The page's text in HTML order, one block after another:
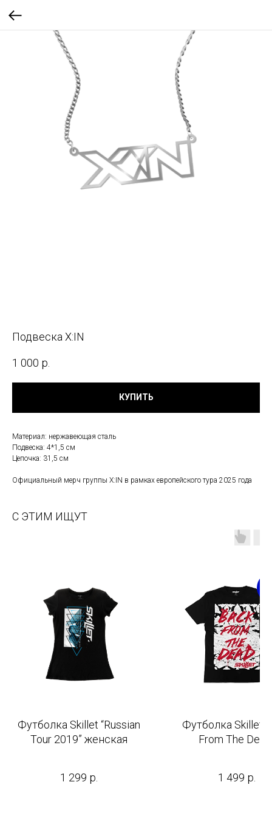
Подвеска X:IN
1 000 р.
КУПИТЬ
Материал: нержавеющая сталь
Подвеска: 4*1,5 см
Цепочка: 31,5 см
Официальный мерч группы X:IN в рамках европейского тура 2025 года
С ЭТИМ ИЩУТ
Футболка Skillet “Russian
Tour 2019” женская
1 299 р.
Футболка Skillet
From The
1 499 р.